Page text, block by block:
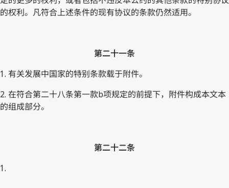
的权利。凡符合上述条件的现有协议的条款仍然适用。
第二十一条
1. 有关发展中国家的特别条款载于附件。
2. 在符合第二十八条第一款b项规定的前提下，附件构成本文本
的组成部分。
第二十二条
1.